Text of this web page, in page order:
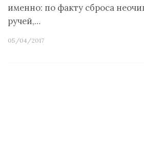
именно: по факту сброса
ручей,…
05/04/2017